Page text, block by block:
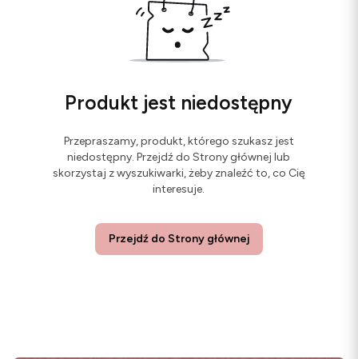
Produkt jest niedostępny
Przepraszamy, produkt, którego szukasz jest
niedostępny. Przejdź do Strony głównej lub
skorzystaj z wyszukiwarki, żeby znaleźć to, co Cię
interesuje.
Przejdź do Strony głównej